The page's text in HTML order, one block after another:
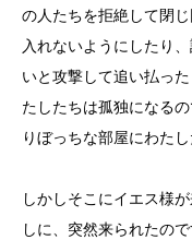
の人たちを拒絶して閉
入れないようにしたり
いと攻撃して追い払っ
たしたちは孤独になる
りぼっちな部屋にわたし
しかしそこにイエス様
しに、突然来られたの